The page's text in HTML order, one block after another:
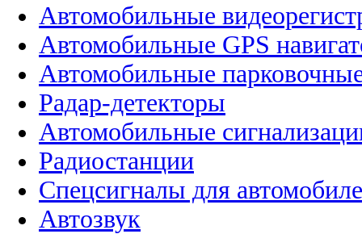
Автомобильные
Автомобильные GPS
Автомобильные
Радар-детекторы
Автомобильные
Радиостанции
Спецсигналы для
Автозвук